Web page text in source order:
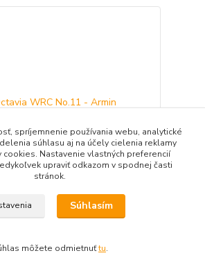
spríjemnenie používania webu, analytické
súhlasu aj na účely cielenia reklamy
cookies. Nastavenie vlastných preferencií
upraviť odkazom v spodnej časti
stránok.
Súhlasím
môžete odmietnuťtu.